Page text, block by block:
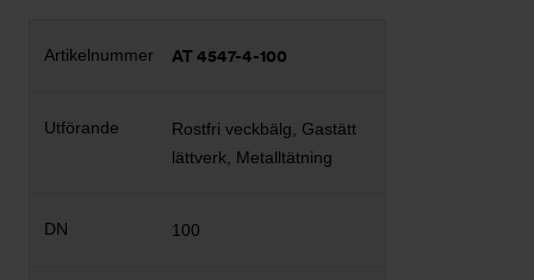
AT 4547-4-100
Rostfri veckbälg, Gastätt
lättverk, Metalltätning
100